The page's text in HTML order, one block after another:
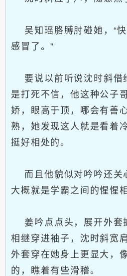
吴知瑶胳膊肘碰她，“快
感冒了。”
要说以前听说沈时斜借
是打死不信，他这种公子
娇，眼高于顶，哪会有善
熟，她发现这人就是看着
挺好相处的。
而且他貌似对吟吟还关
大概就是学霸之间的惺惺
姜吟点点头，展开外套
相继穿进袖子，沈时斜宽
外套穿在她身上更显大，
的，瞧着有些滑稽。